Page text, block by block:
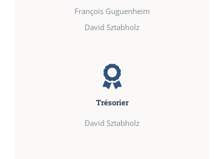
François Guguenheim
David Sztabholz
Trésorier
David Sztabholz